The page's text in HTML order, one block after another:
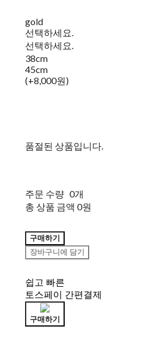
gold
선택하세요.
선택하세요.
38cm
45cm
(+8,000원)
품절된 상품입니다.
주문 수량 0개
총 상품 금액 0원
구매하기
장바구니에 담기
쉽고 빠른
토스페이 간편결제
구매하기